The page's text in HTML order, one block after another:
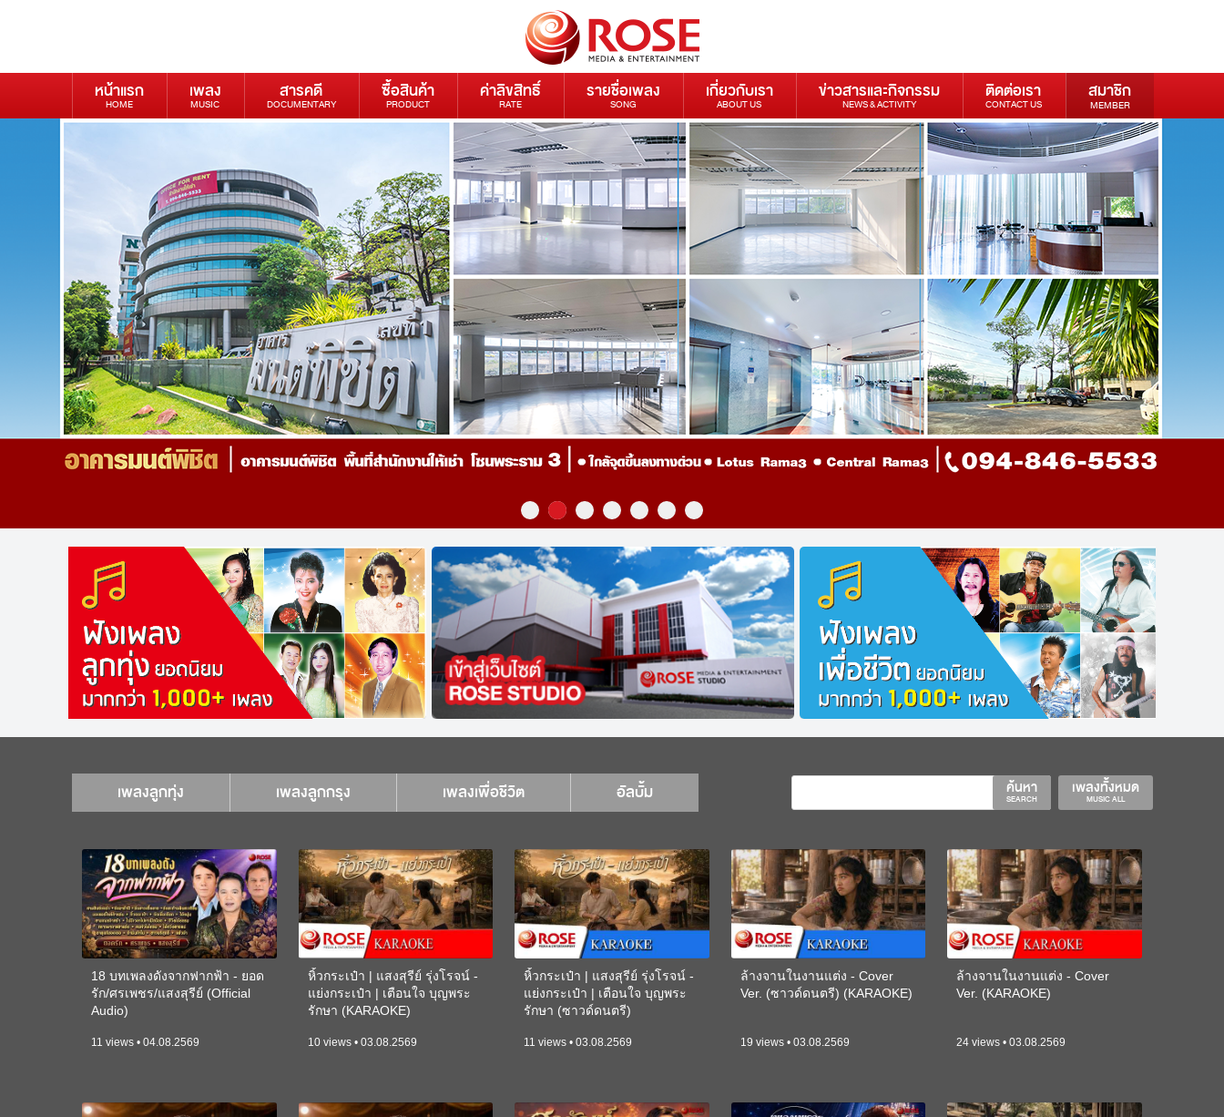
หน้าแรก
HOME
เพลง
MUSIC
สารคดี
DOCUMENTARY
ซื้อสินค้า
PRODUCT
ค่าลิขสิทธิ์
RATE
รายชื่อเพลง
SONG
เกี่ยวกับเรา
ABOUT US
ข่าวสารและกิจกรรม
NEWS & ACTIVITY
ติดต่อเรา
CONTACT US
สมาชิก
MEMBER
เพลงลูกทุ่ง เพลงลูกกรุง เพลงเพื่อชีวิต อัลบั้ม เพลงทั้งหมด
MUSIC ALL
ค้นหา
SEARCH
18 บทเพลงดังจากฟากฟ้า - ยอด
รัก/ศรเพชร/แสงสุรีย์ (Official
Audio)
11 views • 04.08.2569
หิ้วกระเป๋า | แสงสุรีย์ รุ่งโรจน์ -
แย่งกระเป๋า | เตือนใจ บุญพระ
รักษา (KARAOKE)
10 views • 03.08.2569
หิ้วกระเป๋า | แสงสุรีย์ รุ่งโรจน์ -
แย่งกระเป๋า | เตือนใจ บุญพระ
รักษา (ซาวด์ดนตรี)
11 views • 03.08.2569
ล้างจานในงานแต่ง - Cover
Ver. (ซาวด์ดนตรี) (KARAOKE)
19 views • 03.08.2569
ล้างจานในงานแต่ง - Cover
Ver. (KARAOKE)
24 views • 03.08.2569